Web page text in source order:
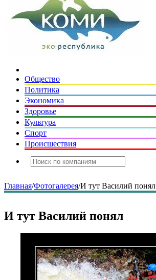
Общество
Политика
Экономика
Здоровье
Культура
Спорт
Происшествия
Главная/Фотогалерея/И тут Василий понял
И тут Василий понял